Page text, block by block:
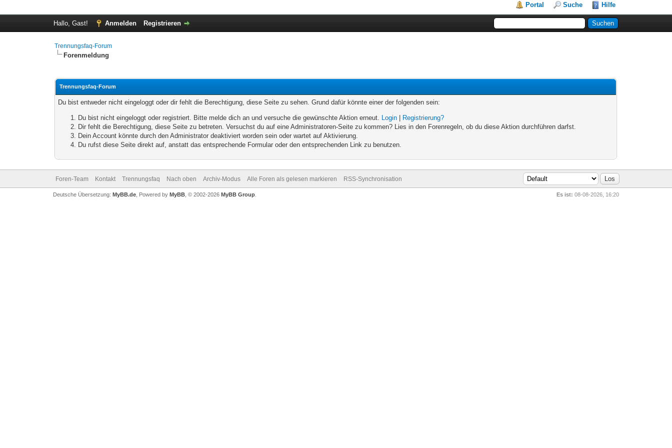
Portal Suche Hilfe
Hallo, Gast! Anmelden Registrieren
Trennungsfaq-Forum
Forenmeldung
Trennungsfaq-Forum
Du bist entweder nicht eingeloggt oder dir fehlt die Berechtigung, diese Seite zu sehen. Grund dafür könnte einer der folgenden sein:
Du bist nicht eingeloggt oder registriert. Bitte melde dich an und versuche die gewünschte Aktion erneut. Login
Registrierung?
Dir fehlt die Berechtigung, diese Seite zu betreten. Versuchst du auf eine Administratoren-Seite zu kommen? Lies in den Forenregeln, ob du diese Aktion durchführen darfst.
Dein Account könnte durch den Administrator deaktiviert worden sein oder wartet auf Aktivierung.
Du rufst diese Seite direkt auf, anstatt das entsprechende Formular oder den entsprechenden Link zu benutzen.
Foren-Team Kontakt Trennungsfaq Nach oben Archiv-Modus Alle Foren als gelesen markieren RSS-Synchronisation
Es ist: 08-08-2026, 16:20
Deutsche Übersetzung: MyBB.de, Powered by MyBB, © 2002-2026 MyBB Group.